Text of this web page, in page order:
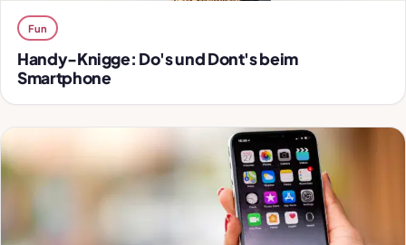
Fun
Handy-Knigge: Do's und Dont's beim
Smartphone